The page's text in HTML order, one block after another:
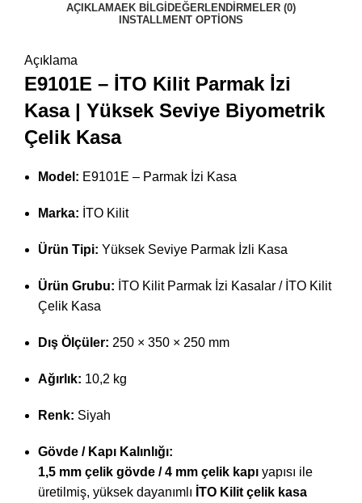
AÇIKLAMAEK BILGI DEĞERLENDIRMELER (0)
INSTALLMENT OPTIONS
Açıklama
E9101E – İTO Kilit Parmak İzi
Kasa | Yüksek Seviye Biyometrik
Çelik Kasa
Model: E9101E – Parmak İzi Kasa
Marka: İTO Kilit
Ürün Tipi: Yüksek Seviye Parmak İzli Kasa
Ürün Grubu: İTO Kilit Parmak İzi Kasalar / İTO Kilit
Çelik Kasa
Dış Ölçüler: 250 × 350 × 250 mm
Ağırlık: 10,2 kg
Renk: Siyah
Gövde / Kapı Kalınlığı:
1,5 mm çelik gövde / 4 mm çelik kapı yapısı ile
üretilmiş, yüksek dayanımlı İTO Kilit çelik kasa